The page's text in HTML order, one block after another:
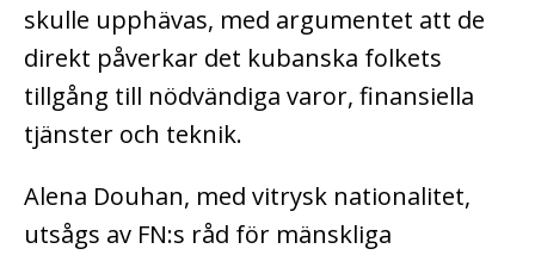
skulle upphävas, med argumentet att de
direkt påverkar det kubanska folkets
tillgång till nödvändiga varor, finansiella
tjänster och teknik.
Alena Douhan, med vitrysk nationalitet,
utsågs av FN:s råd för mänskliga